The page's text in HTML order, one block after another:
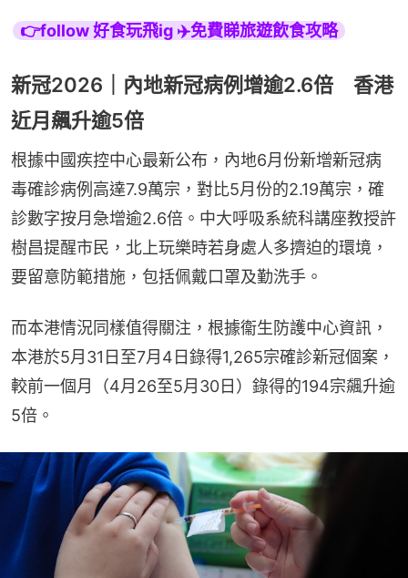
👉follow 好食玩飛ig ✈️免費睇旅遊飲食攻略
新冠2026｜內地新冠病例增逾2.6倍 香港
近月飆升逾5倍
根據中國疾控中心最新公布，內地6月份新增新冠病
毒確診病例高達7.9萬宗，對比5月份的2.19萬宗，確
診數字按月急增逾2.6倍。中大呼吸系統科講座教授許
樹昌提醒市民，北上玩樂時若身處人多擠迫的環境，
要留意防範措施，包括佩戴口罩及勤洗手。
而本港情況同樣值得關注，根據衞生防護中心資訊，
本港於5月31日至7月4日錄得1,265宗確診新冠個案，
較前一個月（4月26至5月30日）錄得的194宗飆升逾
5倍。